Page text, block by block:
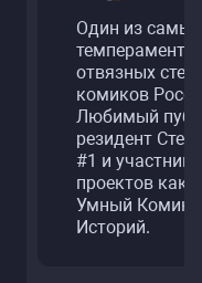
Один из самых
отвязных
комиков
Любимый
резидент
#1 и участник
проектов как
Умный Комик,
Историй.